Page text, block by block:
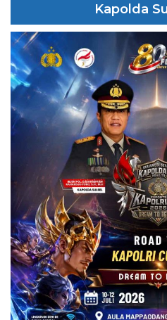
Kapolda